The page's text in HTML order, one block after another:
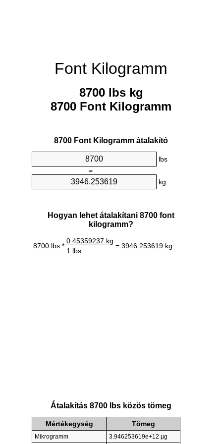
Font Kilogramm
8700 lbs kg
8700 Font Kilogramm
8700 Font Kilogramm átalakító
lbs
=
kg
Hogyan lehet átalakítani 8700 font
kilogramm?
8700 lbs *
0.45359237 kg
= 3946.253619 kg
1 lbs
Átalakítás 8700 lbs közös tömeg
Mértékegység Tömeg
Mikrogramm
3.946253619e+12 µg